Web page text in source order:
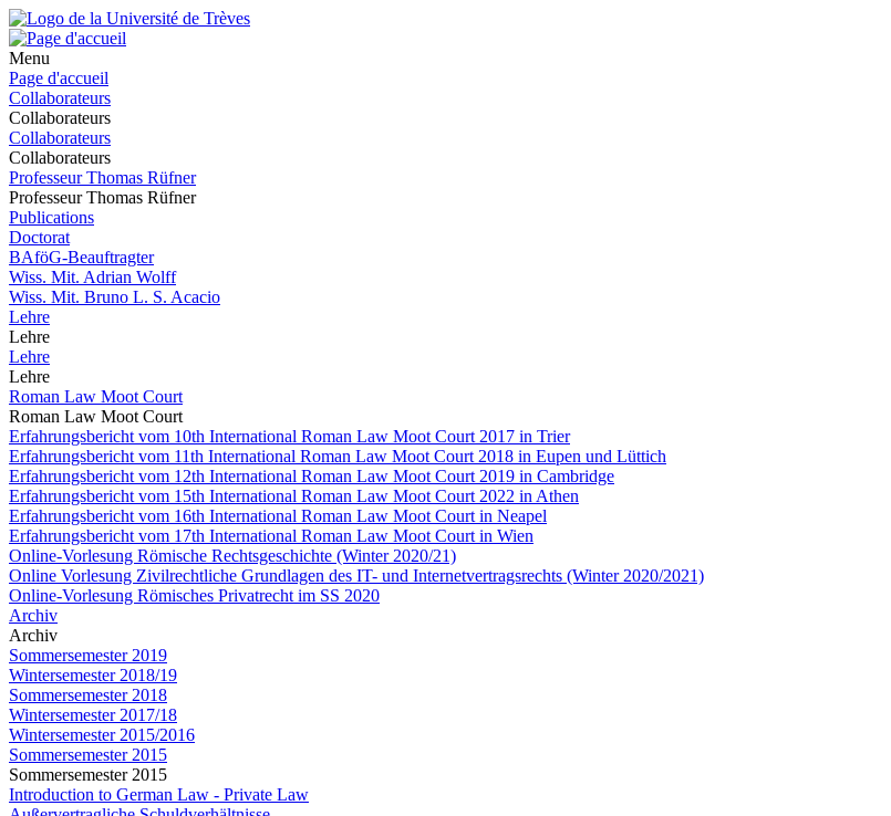
Menu
Page d'accueil
Collaborateurs
Collaborateurs
Collaborateurs
Collaborateurs
Professeur Thomas Rüfner
Professeur Thomas Rüfner
Publications
Doctorat
BAföG-Beauftragter
Wiss. Mit. Adrian Wolff
Wiss. Mit. Bruno L. S. Acacio
Lehre
Lehre
Lehre
Lehre
Roman Law Moot Court
Roman Law Moot Court
Erfahrungsbericht vom 10th International Roman Law Moot Court 2017 in Trier
Erfahrungsbericht vom 11th International Roman Law Moot Court 2018 in Eupen und Lüttich
Erfahrungsbericht vom 12th International Roman Law Moot Court 2019 in Cambridge
Erfahrungsbericht vom 15th International Roman Law Moot Court 2022 in Athen
Erfahrungsbericht vom 16th International Roman Law Moot Court in Neapel
Erfahrungsbericht vom 17th International Roman Law Moot Court in Wien
Online-Vorlesung Römische Rechtsgeschichte (Winter 2020/21)
Online Vorlesung Zivilrechtliche Grundlagen des IT- und Internetvertragsrechts (Winter 2020/2021)
Online-Vorlesung Römisches Privatrecht im SS 2020
Archiv
Archiv
Sommersemester 2019
Wintersemester 2018/19
Sommersemester 2018
Wintersemester 2017/18
Wintersemester 2015/2016
Sommersemester 2015
Sommersemester 2015
Introduction to German Law - Private Law